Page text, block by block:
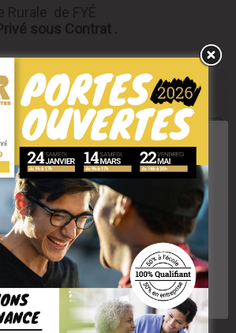
Rurale de FYÉ
sous Contrat .
VIE PRIVÉE
cookies pour améliorer l'expérience
site et analyser le trafic. En cliquant
acceptez l'utilisation des cookies
y compris de partenaires
Plus d'informations sur les cookies en cliquant ici
Rejeter les cookies